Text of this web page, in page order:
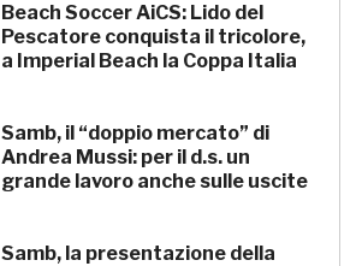
Beach Soccer AiCS: Lido del
Pescatore conquista il tricolore,
a Imperial Beach la Coppa Italia
Samb, il “doppio mercato” di
Andrea Mussi: per il d.s. un
grande lavoro anche sulle uscite
Samb, la presentazione della